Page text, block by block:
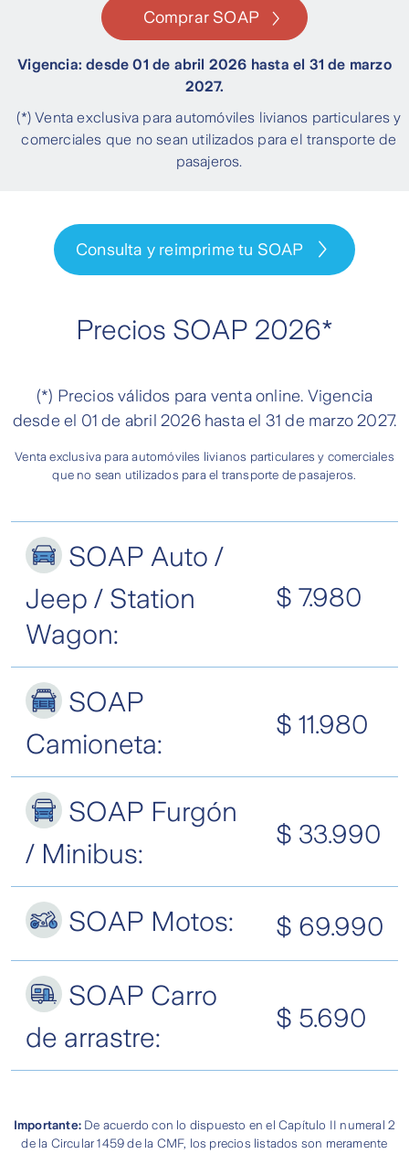
Comprar SOAP
Vigencia: desde 01 de abril 2026 hasta el 31 de marzo
2027.
(*) Venta exclusiva para automóviles livianos particulares y
comerciales que no sean utilizados para el transporte de
pasajeros.
Consulta y reimprime tu SOAP
Precios SOAP 2026*
(*) Precios válidos para venta online. Vigencia
desde el 01 de abril 2026 hasta el 31 de marzo 2027.
Venta exclusiva para automóviles livianos particulares y comerciales
que no sean utilizados para el transporte de pasajeros.
SOAP Auto /
Jeep / Station
Wagon:
$ 7.980
SOAP
Camioneta:
$ 11.980
SOAP Furgón
/ Minibus:
$ 33.990
SOAP Motos: $ 69.990
SOAP Carro
de arrastre:
$ 5.690
Importante: De acuerdo con lo dispuesto en el Capítulo II numeral 2
de la Circular 1459 de la CMF, los precios listados son meramente